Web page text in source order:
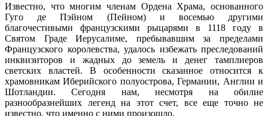
Известно, что многим членам Ордена Храма, основанного
Гуго де Пэйном (Пейном) и восемью другими
благочестивыми французскими рыцарями в 1118 году в
Святом Граде Иерусалиме, пребывавшим за пределами
Французского королевства, удалось избежать преследований
инквизиторов и жадных до земель и денег тамплиеров
светских властей. В особенности сказанное относится к
храмовникам Иберийского полуострова, Германии, Англии и
Шотландии. Сегодня нам, несмотря на обилие
разнообразнейших легенд на этот счет, все еще точно не
известно, что именно с ними произошло.